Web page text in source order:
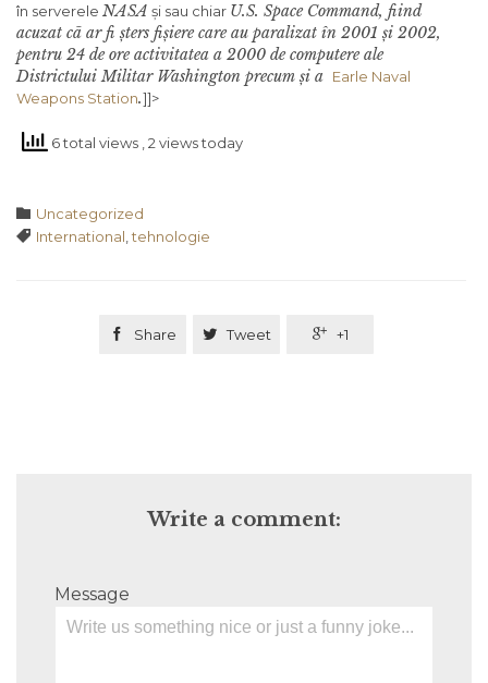
în serverele NASA și sau chiar U.S. Space Command, fiind
acuzat cã ar fi șters fișiere care au paralizat în 2001 și 2002,
pentru 24 de ore activitatea a 2000 de computere ale
Districtului Militar Washington precum și a Earle Naval
Weapons Station.]]>
6 total views , 2 views today
 Category
Uncategorized
 Tags
International ,tehnologie
 Share  Tweet  +1
Write a comment:
Message